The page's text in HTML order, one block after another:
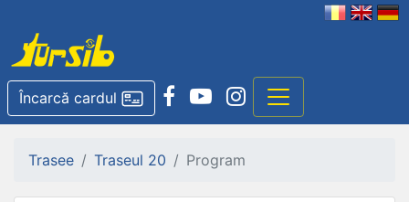
Încarcă cardul
Trasee Traseul 20 Program